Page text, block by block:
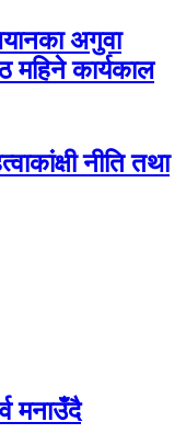
अगुवा
महिने कार्यकाल
नीति तथा
मनाउँदै